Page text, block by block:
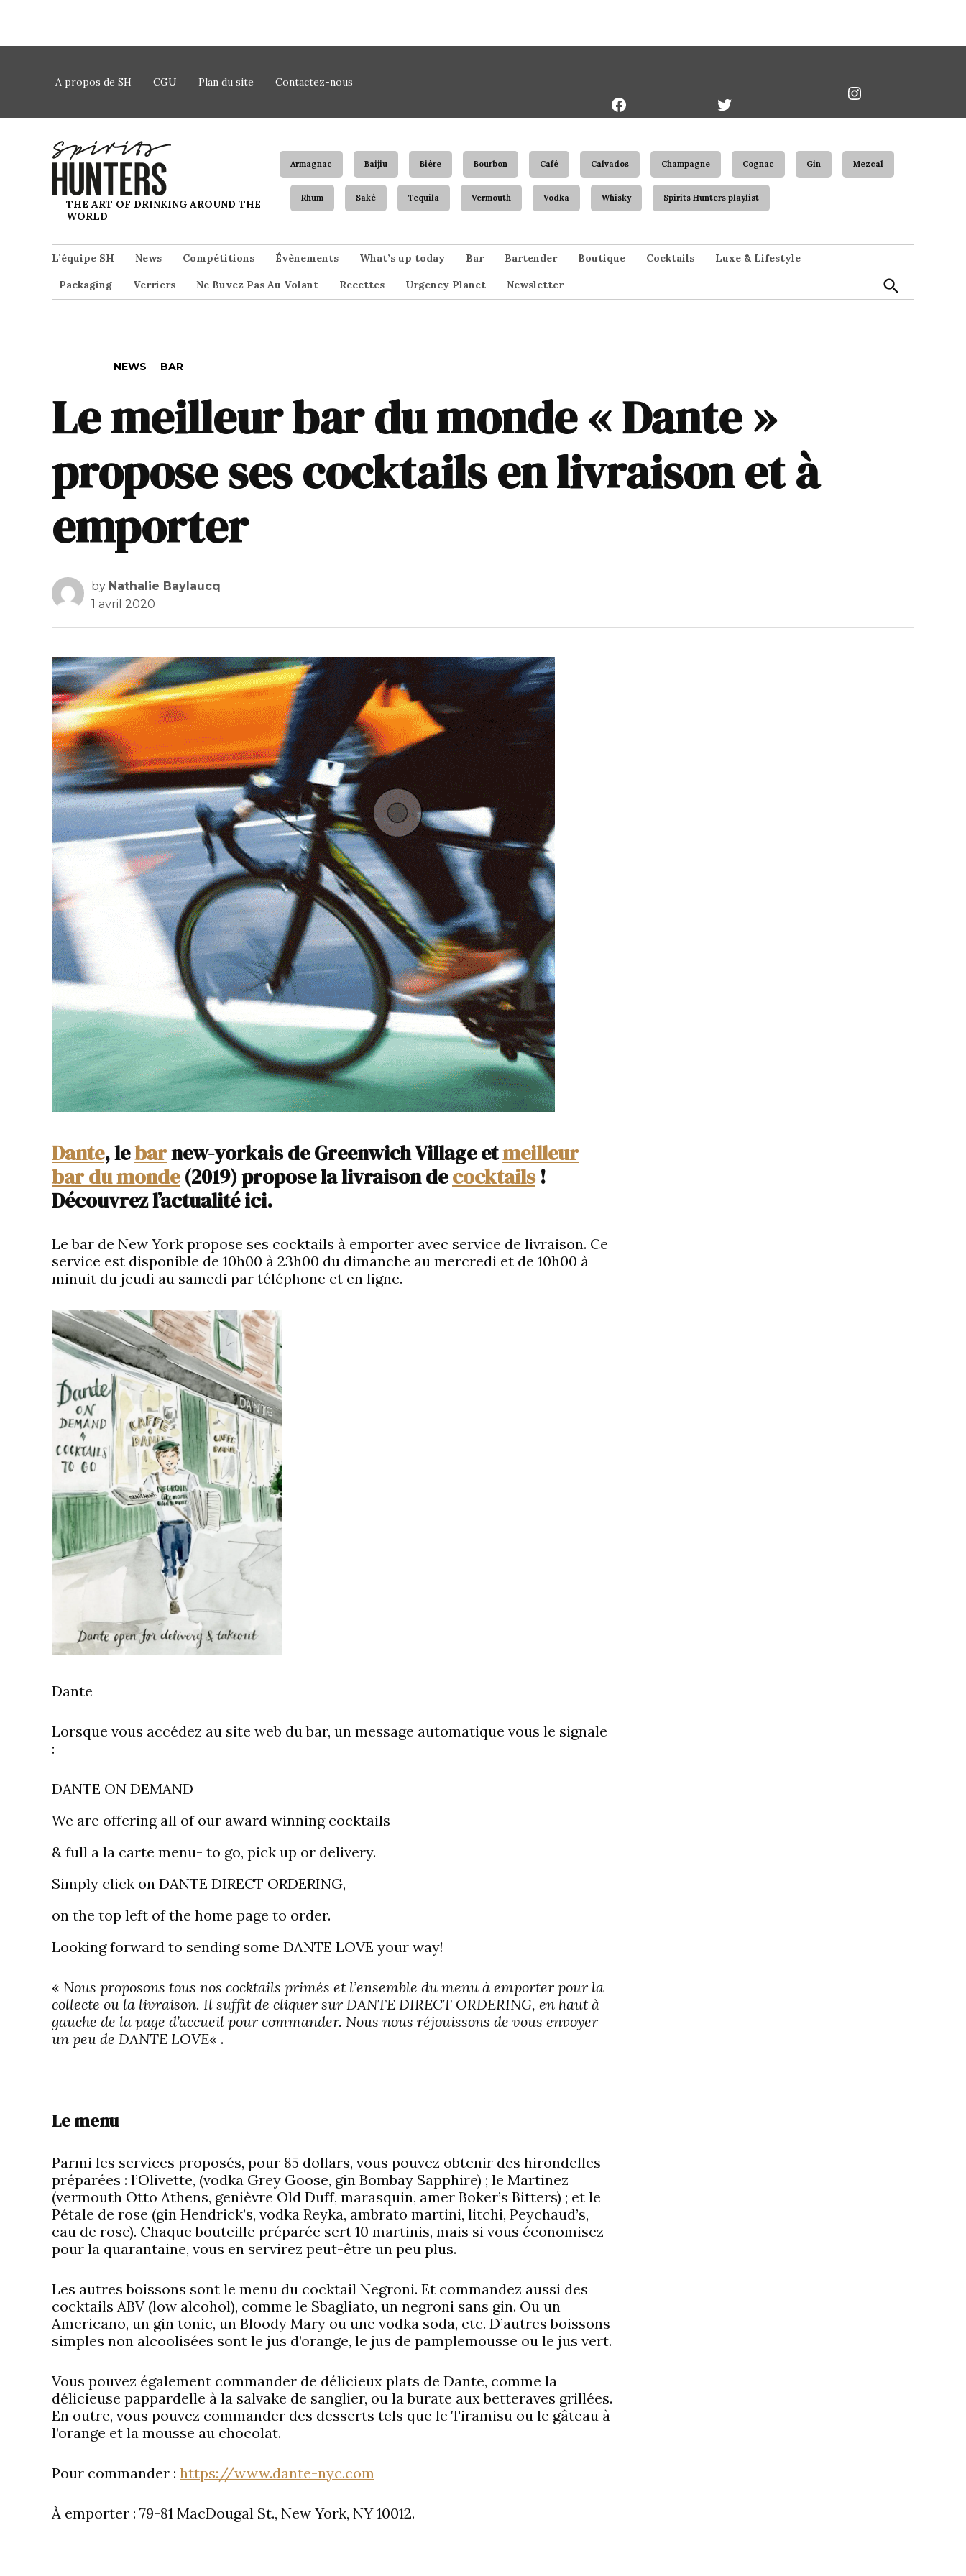
A propos de SH CGU Plan du site Contactez-nous
Spirits Hunters
THE ART OF DRINKING AROUND THE
WORLD
Armagnac Baijiu Bière Bourbon Café Calvados Champagne Cognac Gin Mezcal
Rhum Saké Tequila Vermouth Vodka Whisky Spirits Hunters playlist
L’équipe SH News Compétitions Évènements What’s up today Bar Bartender Boutique Cocktails Luxe & Lifestyle
Packaging Verriers Ne Buvez Pas Au Volant Recettes Urgency Planet Newsletter
NEWS BAR
Le meilleur bar du monde « Dante »
propose ses cocktails en livraison et à
emporter
by Nathalie Baylaucq
1 avril 2020
Dante, lebarnew-yorkais de Greenwich Village etmeilleur
bar du monde(2019) propose la livraison decocktails !
Découvrez l’actualité ici.
Le bar de New York propose ses cocktails à emporter avec service de livraison. Ce
service est disponible de 10h00 à 23h00 du dimanche au mercredi et de 10h00 à
minuit du jeudi au samedi par téléphone et en ligne.
Dante
Lorsque vous accédez au site web du bar, un message automatique vous le signale
:
DANTE ON DEMAND
We are offering all of our award winning cocktails
& full a la carte menu- to go, pick up or delivery.
Simply click on DANTE DIRECT ORDERING,
on the top left of the home page to order.
Looking forward to sending some DANTE LOVE your way!
« Nous proposons tous nos cocktails primés et l’ensemble du menu à emporter pour la
collecte ou la livraison. Il suffit de cliquer sur DANTE DIRECT ORDERING, en haut à
gauche de la page d’accueil pour commander. Nous nous réjouissons de vous envoyer
un peu de DANTE LOVE« .
Le menu
Parmi les services proposés, pour 85 dollars, vous pouvez obtenir des hirondelles
préparées : l’Olivette, (vodka Grey Goose, gin Bombay Sapphire) ; le Martinez
(vermouth Otto Athens, genièvre Old Duff, marasquin, amer Boker’s Bitters) ; et le
Pétale de rose (gin Hendrick’s, vodka Reyka, ambrato martini, litchi, Peychaud’s,
eau de rose). Chaque bouteille préparée sert 10 martinis, mais si vous économisez
pour la quarantaine, vous en servirez peut-être un peu plus.
Les autres boissons sont le menu du cocktail Negroni. Et commandez aussi des
cocktails ABV (low alcohol), comme le Sbagliato, un negroni sans gin. Ou un
Americano, un gin tonic, un Bloody Mary ou une vodka soda, etc. D’autres boissons
simples non alcoolisées sont le jus d’orange, le jus de pamplemousse ou le jus vert.
Vous pouvez également commander de délicieux plats de Dante, comme la
délicieuse pappardelle à la salvake de sanglier, ou la burate aux betteraves grillées.
En outre, vous pouvez commander des desserts tels que le Tiramisu ou le gâteau à
l’orange et la mousse au chocolat.
Pour commander : https://www.dante-nyc.com
À emporter : 79-81 MacDougal St., New York, NY 10012.